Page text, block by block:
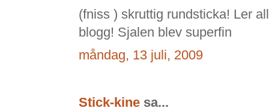
(fniss ) skruttig rundsticka! Ler
blogg! Sjalen blev superfin
måndag, 13 juli, 2009
Stick-kine sa...